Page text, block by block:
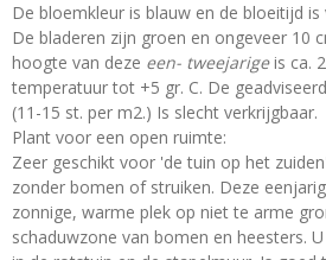
De bloemkleur is blauw en de bloeitijd
De bladeren zijn groen en ongeveer 10
hoogte van deze een- tweejarigeis ca.
temperatuur tot +5 gr. C. De
(11-15 st. per m2.) Is slecht verkrijgbaar.
Plant voor een open ruimte:
Zeer geschikt voor 'de tuin op het
zonder bomen of struiken. Deze
zonnige, warme plek op niet te arme
schaduwzone van bomen en heesters.